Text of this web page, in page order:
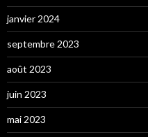
janvier 2024
septembre 2023
août 2023
juin 2023
mai 2023